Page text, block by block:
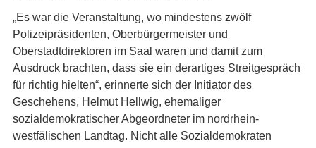
„Es war die Veranstaltung, wo mindestens zwölf
Polizeipräsidenten, Oberbürgermeister und
Oberstadtdirektoren im Saal waren und damit zum
Ausdruck brachten, dass sie ein derartiges Streitgespräch
für richtig hielten“, erinnerte sich der Initiator des
Geschehens, Helmut Hellwig, ehemaliger
sozialdemokratischer Abgeordneter im nordrhein-
westfälischen Landtag. Nicht alle Sozialdemokraten